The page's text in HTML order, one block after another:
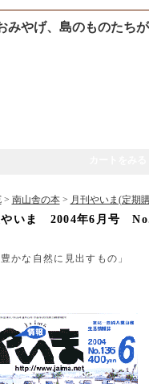
やげ、島のものたちが
> 南山舎の本> 月刊やいま(定期
やいま 2004年6月号
かな自然に見出すもの」